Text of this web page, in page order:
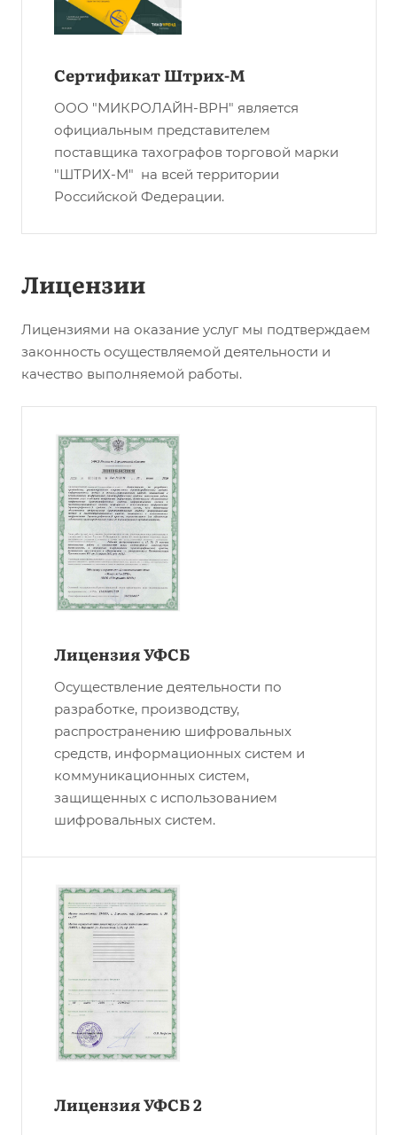
Сертификат Штрих-М
ООО "МИКРОЛАЙН-ВРН" является
официальным представителем
поставщика тахографов торговой марки
"ШТРИХ-М" на всей территории
Российской Федерации.
Лицензии
Лицензиями на оказание услуг мы подтверждаем
законность осуществляемой деятельности и
качество выполняемой работы.
Лицензия УФСБ
Осуществление деятельности по
разработке, производству,
распространению шифровальных
средств, информационных систем и
коммуникационных систем,
защищенных с использованием
шифровальных систем.
Лицензия УФСБ 2